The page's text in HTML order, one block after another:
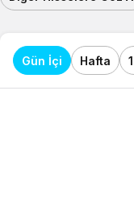
Gün İçi Hafta